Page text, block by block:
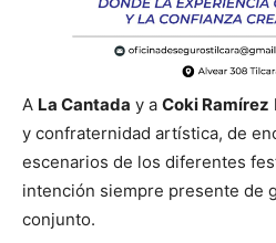
A La Cantada y a Coki Ramírez
y confraternidad artística, de
escenarios de los diferentes
intención siempre presente de
conjunto.